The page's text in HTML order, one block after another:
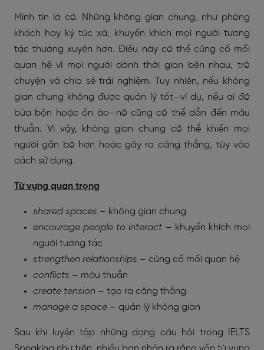
Mình tin là có. Những không gian chung, như phòng
khách hay ký túc xá, khuyến khích mọi người tương
tác thường xuyên hơn. Điều này có thể củng cố mối
quan hệ vì mọi người dành thời gian bên nhau, trò
chuyện và chia sẻ trải nghiệm. Tuy nhiên, nếu không
gian chung không được quản lý tốt—ví dụ, nếu ai đó
bừa bộn hoặc ồn ào—nó cũng có thể dẫn đến mâu
thuẫn. Vì vậy, không gian chung có thể khiến mọi
người gắn bó hơn hoặc gây ra căng thẳng, tùy vào
cách sử dụng.
Từ vựng quan trọng
shared spaces – không gian chung
encourage people to interact – khuyến khích mọi
người tương tác
strengthen relationships – củng cố mối quan hệ
conflicts – mâu thuẫn
create tension – tạo ra căng thẳng
manage a space – quản lý không gian
Sau khi luyện tập những dạng câu hỏi trong IELTS